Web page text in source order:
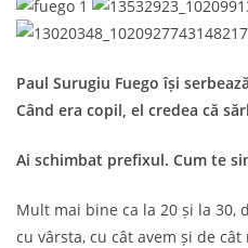
Paul Surugiu Fuego își
Când era copil, el credea că
Ai schimbat prefixul. Cum te
Mult mai bine ca la 20 și la 30,
cu vârsta, cu cât avem și de